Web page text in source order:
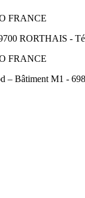
FRANCE
RORTHAIS -
FRANCE
– Bâtiment M1 -